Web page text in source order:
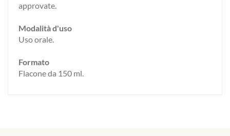
approvate.
Modalità d'uso
Uso orale.
Formato
Flacone da 150 ml.